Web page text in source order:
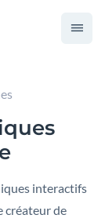
interactifs
créateur de